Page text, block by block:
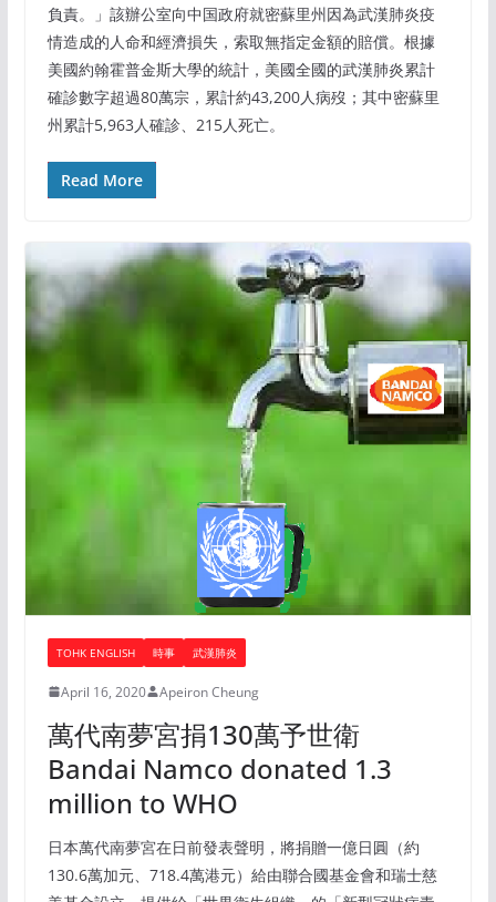
負責。」該辦公室向中国政府就密蘇里州因為武漢肺炎疫
情造成的人命和經濟損失，索取無指定金額的賠償。根據
美國約翰霍普金斯大學的統計，美國全國的武漢肺炎累計
確診數字超過80萬宗，累計約43,200人病歿；其中密蘇里
州累計5,963人確診、215人死亡。
Read More
TOHK ENGLISH 時事 武漢肺炎
April 16, 2020 Apeiron Cheung
萬代南夢宮捐130萬予世衛
Bandai Namco donated 1.3
million to WHO
日本萬代南夢宮在日前發表聲明，將捐贈一億日圓（約
130.6萬加元、718.4萬港元）給由聯合國基金會和瑞士慈